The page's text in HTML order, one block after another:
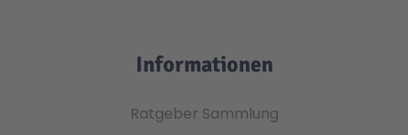
Informationen
Ratgeber Sammlung